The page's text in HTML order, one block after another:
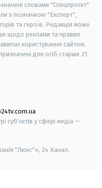
словами "Спецпроєкт"
з позначкою "Експерт",
та героїв. Редакція може
щодо реклами та правил
користування сайтом.
для осіб старше 21
суб'єктів у сфері медіа —
"Люкс"», 24 Канал.